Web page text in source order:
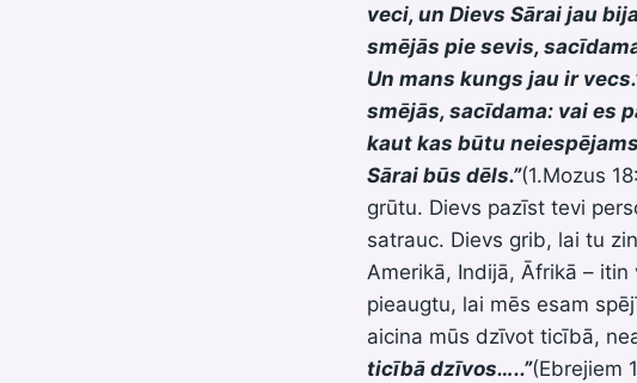
veci, un Dievs Sārai jau
smējās pie sevis,
Un mans kungs jau ir
smējās, sacīdama: vai es
kaut kas būtu
Sārai būs dēls.”(1.Mozus
grūtu. Dievs pazīst tevi
satrauc. Dievs grib, lai tu
Amerikā, Indijā, Āfrikā –
pieaugtu, lai mēs esam
aicina mūs dzīvot ticībā,
ticībā dzīvos…..”(Ebrejiem